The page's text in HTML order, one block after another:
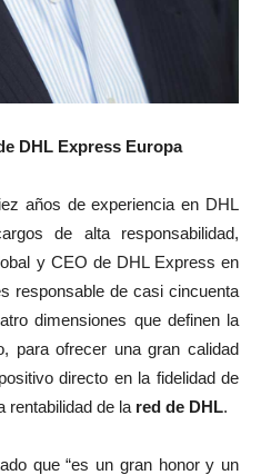
DHL Express Europa
años de experiencia en DHL
de alta responsabilidad,
y CEO de DHL Express en
responsable de casi cincuenta
dimensiones que definen la
para ofrecer una gran calidad
directo en la fidelidad de
rentabilidad de la red de DHL.
que “es un gran honor y un